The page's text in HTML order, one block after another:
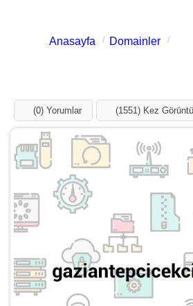
Anasayfa Domainler
(0) Yorumlar (1551) Kez